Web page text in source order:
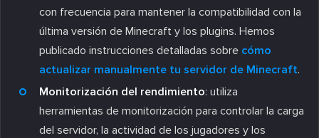
con frecuencia para mantener la compatibilidad con la
última versión de Minecraft y los plugins. Hemos
publicado instrucciones detalladas sobre cómo
actualizar manualmente tu servidor de Minecraft.
Monitorización del rendimiento: utiliza
herramientas de monitorización para controlar la carga
del servidor, la actividad de los jugadores y los